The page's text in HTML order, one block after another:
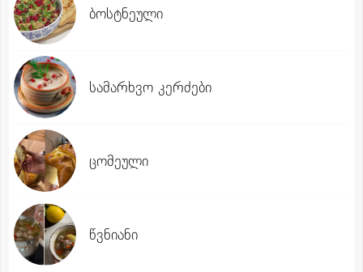
ბოსტნეული
სამარხვო კერძები
ცომეული
წვნიანი